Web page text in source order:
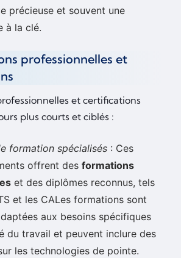
précieuse et souvent une
à la clé.
professionnelles et
et certifications
plus courts et ciblés :
formation spécialisés : Ces
offrent des formations
et des diplômes reconnus, tels
et les CALes formations sont
aux besoins spécifiques
du travail et peuvent inclure des
les technologies de pointe.